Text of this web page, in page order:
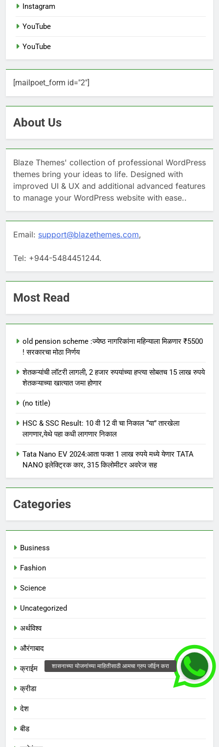
Instagram
YouTube
YouTube
[mailpoet_form id="2"]
About Us
Blaze Themes' collection of professional WordPress
themes bring your ideas to life. Designed with
improved UI & UX and additional advanced features
to manage your WordPress website with ease..
Email: support@blazethemes.com,
Tel: +944-5484451244.
Most Read
old pension scheme :ज्येष्ठ नागरिकांना महिन्याला मिळणार ₹5500
! सरकारचा मोठा निर्णय
शेतकऱ्यांची लॉटरी लागली, 2 हजार रुपयांच्या हप्त्या सोबतच 15 लाख रुपये
शेतकऱ्याच्या खात्यात जमा होणार
(no title)
HSC & SSC Result: 10 वी 12 वी चा निकाल “या” तारखेला
लागणार,येथे पहा कधी लागणार निकाल
Tata Nano EV 2024:आता फक्त 1 लाख रुपये मध्ये येणार TATA
NANO इलेक्ट्रिक कार, 315 किलोमीटर अवरेज सह
Categories
Business
Fashion
Science
Uncategorized
अर्थविश्व
औरंगाबाद
क्राईम
क्रीडा
देश
बीड